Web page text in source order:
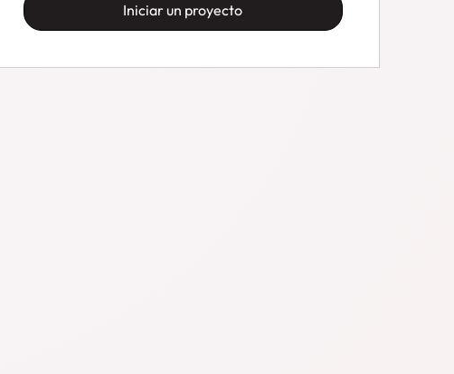
Iniciar un proyecto